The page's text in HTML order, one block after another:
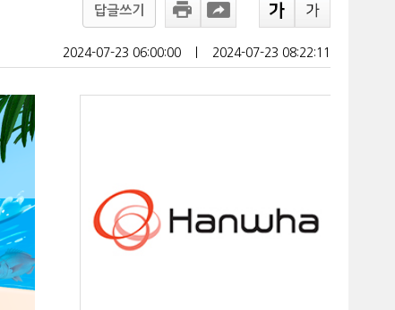
답글쓰기
2024-07-23 06:00:00 2024-07-23 08:22:11